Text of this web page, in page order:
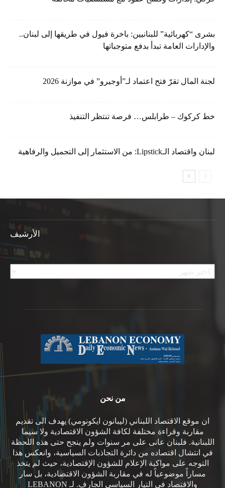
بشرى “كهربائية” للبنانيين: باخرة فيول في طريقها إلى لبنان..
والإدارات العامة تبدأ بدفع متوجباتها
لجنة المال تقرّ فتح اعتماد لـ”أوجيرو” في موازنة 2026
خط كركوك – طرابلس… فرصة تنتظر التنفيذ
لبنان واقتصاد الـLipstick: من الاستثمار إلى التجميل والرفاهية
الأرشيف
الأرشيف
من نحن
ان موقع الاقتصاد اللبناني (ليبانون ايكونومي) يهدف الى تقديم
مقاربة وقراءة مختلفة لكافة الشؤون الاقتصادية ولا سيما
اللبنانية. فلبنان عانى على مر سنوات ولم ينجح حتى هذه اللحظة
في انتشال اقتصاده من دائرة التجاذبات السياسية، وانعكس هذا
التوجه على مواكبة الإعلام للشؤون الإقتصادية، حيث لم يتخذ
مساراً موضوعياً له في مقاربة الشؤون الاقتصادية، بل سار
والاقتصاد في التيار السياسي الجارف. لـ LEBANON